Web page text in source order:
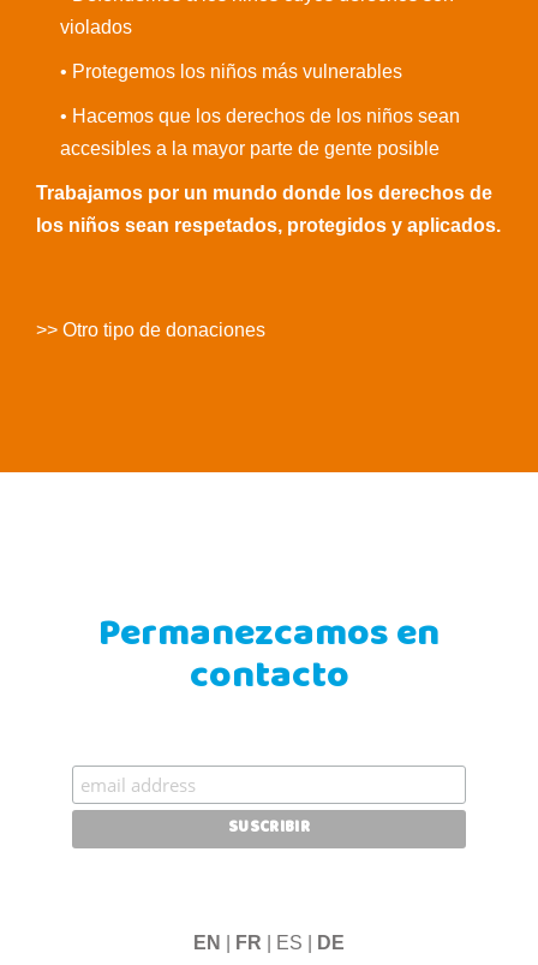
violados
• Protegemos los niños más vulnerables
• Hacemos que los derechos de los niños sean
accesibles a la mayor parte de gente posible
Trabajamos por un mundo donde los derechos de
los niños sean respetados, protegidos y aplicados.
>> Otro tipo de donaciones
Permanezcamos en
contacto
EN FR | ES | DE